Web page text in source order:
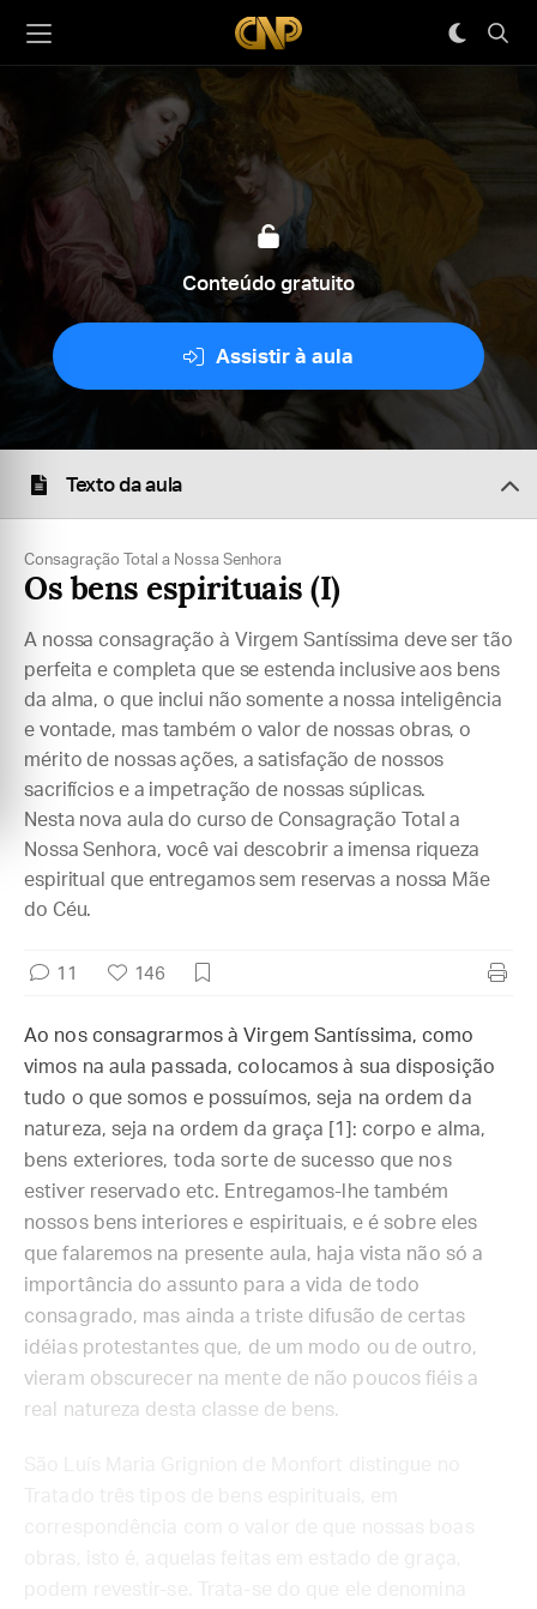
Conteúdo gratuito
Assistir à aula
Texto da aula
Consagração Total a Nossa Senhora
Os bens espirituais (I)
A nossa consagração à Virgem Santíssima deve ser tão
perfeita e completa que se estenda inclusive aos bens
da alma, o que inclui não somente a nossa inteligência
e vontade, mas também o valor de nossas obras, o
mérito de nossas ações, a satisfação de nossos
sacrifícios e a impetração de nossas súplicas.
Nesta nova aula do curso de Consagração Total a
Nossa Senhora, você vai descobrir a imensa riqueza
espiritual que entregamos sem reservas a nossa Mãe
do Céu.
11 146
Ao nos consagrarmos à Virgem Santíssima, como
vimos na aula passada, colocamos à sua disposição
tudo o que somos e possuímos, seja na ordem da
natureza, seja na ordem da graça [1]: corpo e alma,
bens exteriores, toda sorte de sucesso que nos
estiver reservado etc. Entregamos-lhe também
nossos bens interiores e espirituais, e é sobre eles
que falaremos na presente aula, haja vista não só a
importância do assunto para a vida de todo
consagrado, mas ainda a triste difusão de certas
idéias protestantes que, de um modo ou de outro,
vieram obscurecer na mente de não poucos fiéis a
real natureza desta classe de bens.